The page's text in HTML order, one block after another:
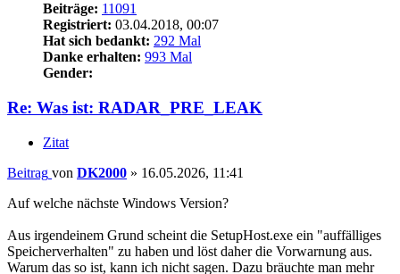
Beiträge: 11091
Registriert: 03.04.2018, 00:07
Hat sich bedankt: 292 Mal
Danke erhalten: 993 Mal
Gender:
Re: Was ist: RADAR_PRE_LEAK
Zitat
Beitrag von DK2000 » 16.05.2026, 11:41
Auf welche nächste Windows Version?
Aus irgendeinem Grund scheint die SetupHost.exe ein "auffälliges
Speicherverhalten" zu haben und löst daher die Vorwarnung aus.
Warum das so ist, kann ich nicht sagen. Dazu bräuchte man mehr